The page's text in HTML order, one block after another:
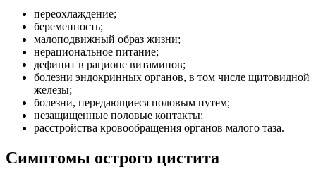
переохлаждение;
беременность;
малоподвижный образ жизни;
нерациональное питание;
дефицит в рационе витаминов;
болезни эндокринных органов, в том числе щитовидной
железы;
болезни, передающиеся половым путем;
незащищенные половые контакты;
расстройства кровообращения органов малого таза.
Симптомы острого цистита